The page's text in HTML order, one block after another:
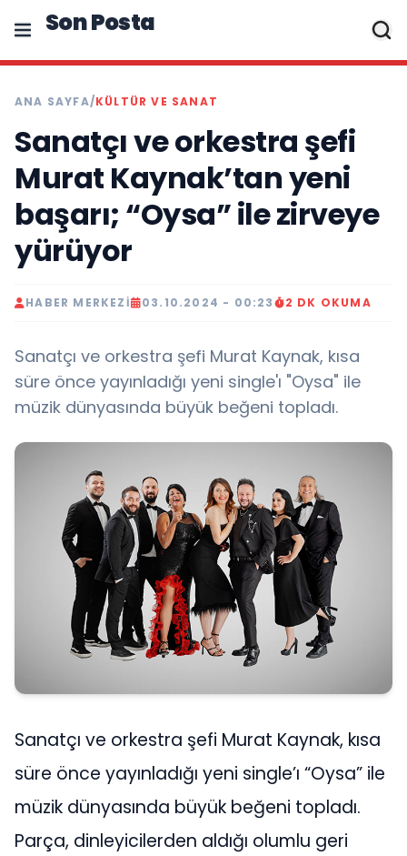
Son Posta
ANA SAYFA/KÜLTÜR VE SANAT
Sanatçı ve orkestra şefi
Murat Kaynak’tan yeni
başarı; “Oysa” ile zirveye
yürüyor
HABER MERKEZI 03.10.2024 - 00:23 2 DK OKUMA
Sanatçı ve orkestra şefi Murat Kaynak, kısa
süre önce yayınladığı yeni single'ı "Oysa" ile
müzik dünyasında büyük beğeni topladı.
Sanatçı ve orkestra şefi Murat Kaynak, kısa
süre önce yayınladığı yeni single’ı “Oysa” ile
müzik dünyasında büyük beğeni topladı.
Parça, dinleyicilerden aldığı olumlu geri